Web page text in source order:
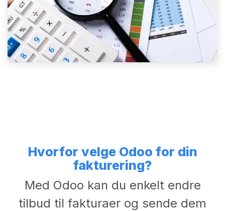
Hvorfor velge Odoo for din
fakturering?
Med Odoo kan du enkelt endre
tilbud til fakturaer og sende dem